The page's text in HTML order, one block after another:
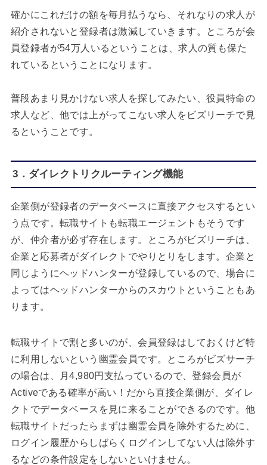
確かにこれだけの額を毎月払うなら、それなりの求人が
紹介されないと登録者は激減していきます。ところが会
員登録者が54万人いるということは、求人の質も保た
れているということになります。
普段あまり見かけない求人を探してみたい、役員特命の
求人など、他では上がってこない求人をビズリーチで見
るということです。
3．ダイレクトリクルーティング機能
企業側が登録者のデータベースに直接アクセスするとい
う点です。転職サイトも転職エージェントもそうです
が、仲介者が必ず存在します。ところがビズリーチは、
企業と応募者がダイレクトでやりとりをします。企業と
同じようにヘッドハンターが登録しているので、場合に
よってはヘッドハンターからのスカウトということもあ
ります。
転職サイトで割と多いのが、会員登録はしておくけど特
に利用しないという幽霊会員です。ところがビズサーチ
の場合は、月4,980円支払っているので、登録会員が
Activeである確率が高い！だから直接企業側が、ダイレ
クトでデータベースを見に来ることができるのです。他
転職サイトだったらまずは幽霊会員を除外するために、
ログイン履歴からしばらくログインしてない人は除外す
るなどの条件設定をしないといけません。